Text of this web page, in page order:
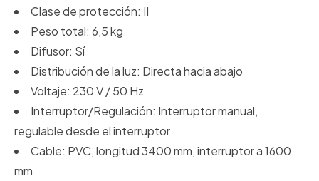
Clase de protección: II
Peso total: 6,5 kg
Difusor: Sí
Distribución de la luz: Directa hacia abajo
Voltaje: 230 V / 50 Hz
Interruptor/Regulación: Interruptor manual,
regulable desde el interruptor
Cable: PVC, longitud 3400 mm, interruptor a 1600
mm